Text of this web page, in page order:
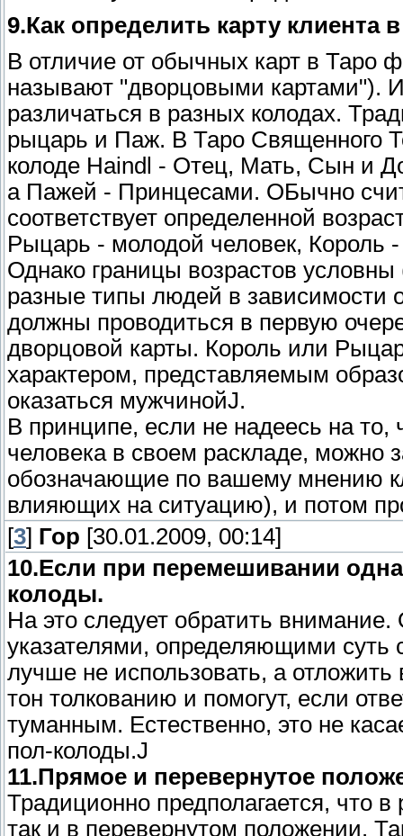
9.Как определить карту клиента
В отличие от обычных карт в Таро
называют "дворцовыми картами").
различаться в разных колодах.
рыцарь и Паж. В Таро Священного
колоде Haindl - Отец, Мать, Сын и
а Пажей - Принцесами. ОБычно
соответствует определенной
Рыцарь - молодой человек,
Однако границы возрастов
разные типы людей в зависимости
должны проводиться в первую
дворцовой карты. Король или
характером, представляемым
оказаться мужчинойJ.
В принципе, если не надеесь на то,
человека в своем раскладе, можно
обозначающие по вашему мнению
влияющих на ситуацию), и потом
[3] Гор [30.01.2009, 00:14]
10.Если при перемешивании
колоды.
На это следует обратить
указателями, определяющими суть
лучше не использовать, а отложить
тон толкованию и помогут, если
туманным. Естественно, это не
пол-колоды.J
11.Прямое и перевернутое
Традиционно предполагается, что
так и в перевернутом положении.